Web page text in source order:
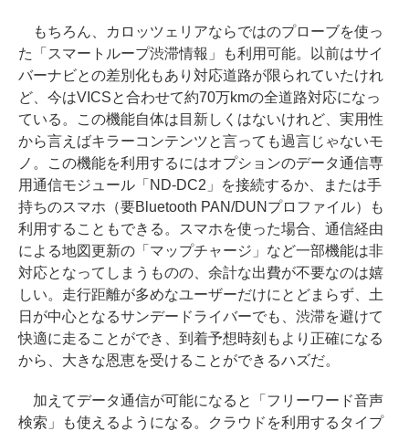
もちろん、カロッツェリアならではのプローブを使っ
た「スマートループ渋滞情報」も利用可能。以前はサイ
バーナビとの差別化もあり対応道路が限られていたけれ
ど、今はVICSと合わせて約70万kmの全道路対応になっ
ている。この機能自体は目新しくはないけれど、実用性
から言えばキラーコンテンツと言っても過言じゃないモ
ノ。この機能を利用するにはオプションのデータ通信専
用通信モジュール「ND-DC2」を接続するか、または手
持ちのスマホ（要Bluetooth PAN/DUNプロファイル）も
利用することもできる。スマホを使った場合、通信経由
による地図更新の「マップチャージ」など一部機能は非
対応となってしまうものの、余計な出費が不要なのは嬉
しい。走行距離が多めなユーザーだけにとどまらず、土
日が中心となるサンデードライバーでも、渋滞を避けて
快適に走ることができ、到着予想時刻もより正確になる
から、大きな恩恵を受けることができるハズだ。
加えてデータ通信が可能になると「フリーワード音声
検索」も使えるようになる。クラウドを利用するタイプ